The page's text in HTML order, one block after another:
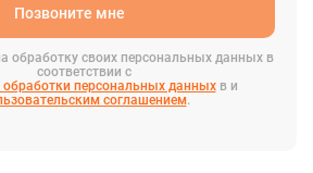
Позвоните мне
обработку своих персональных данных в
соответствии с
персональных данныхв и
соглашением.